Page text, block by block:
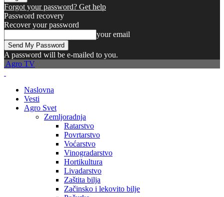
Forgot your password? Get help
Password recovery
Recover your password
your email
A password will be e-mailed to you.
Agro TV
Naslovna
Vesti
Agro Svet
Zemljoradnja
Ratarstvo
Povrtarstvo
Voćarstvo
Vinogradarstvo
Hortikultura
Livadarstvo
Zaštita bilja
Začinsko i lekovito bilje